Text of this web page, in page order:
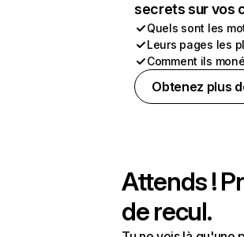
secrets sur vos
Quels sont les
Leurs pages les
Comment ils
Obtenez plus
Attends !
de recul.